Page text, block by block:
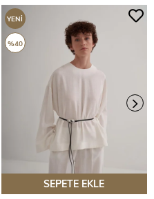
SEPETE EKLE
YENI
ÜRÜN
%40